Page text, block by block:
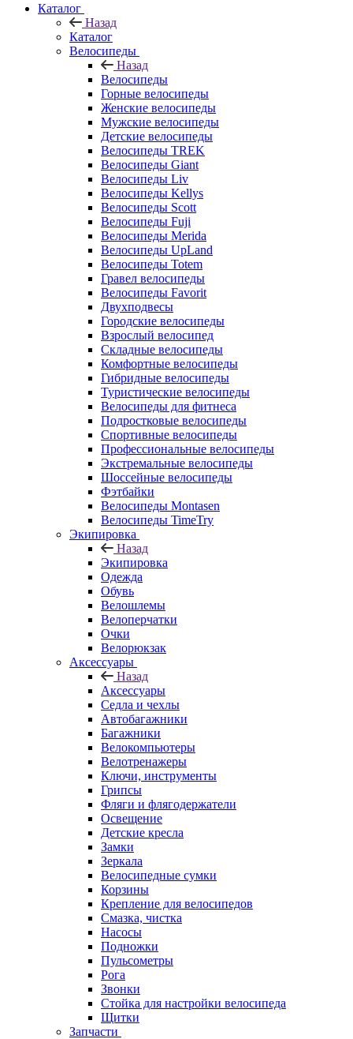
Каталог
Назад
Каталог
Велосипеды
Назад
Велосипеды
Горные велосипеды
Женские велосипеды
Мужские велосипеды
Детские велосипеды
Велосипеды TREK
Велосипеды Giant
Велосипеды Liv
Велосипеды Kellys
Велосипеды Scott
Велосипеды Fuji
Велосипеды Merida
Велосипеды UpLand
Велосипеды Totem
Гравел велосипеды
Велосипеды Favorit
Двухподвесы
Городские велосипеды
Взрослый велосипед
Складные велосипеды
Комфортные велосипеды
Гибридные велосипеды
Туристические велосипеды
Велосипеды для фитнеса
Подростковые велосипеды
Спортивные велосипеды
Профессиональные велосипеды
Экстремальные велосипеды
Шоссейные велосипеды
Фэтбайки
Велосипеды Montasen
Велосипеды TimeTry
Экипировка
Назад
Экипировка
Одежда
Обувь
Велошлемы
Велоперчатки
Очки
Велорюкзак
Аксессуары
Назад
Аксессуары
Седла и чехлы
Автобагажники
Багажники
Велокомпьютеры
Велотренажеры
Ключи, инструменты
Грипсы
Фляги и флягодержатели
Освещение
Детские кресла
Замки
Зеркала
Велосипедные сумки
Корзины
Крепление для велосипедов
Смазка, чистка
Насосы
Подножки
Пульсометры
Рога
Звонки
Стойка для настройки велосипеда
Щитки
Запчасти